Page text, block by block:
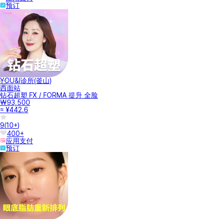
预订
YOU&I诊所(釜山)
西面站
钻石超塑 FX / FORMA 提升 全脸
₩93,500
≈ ¥442.6
9(10+)
400+
应用支付
预订